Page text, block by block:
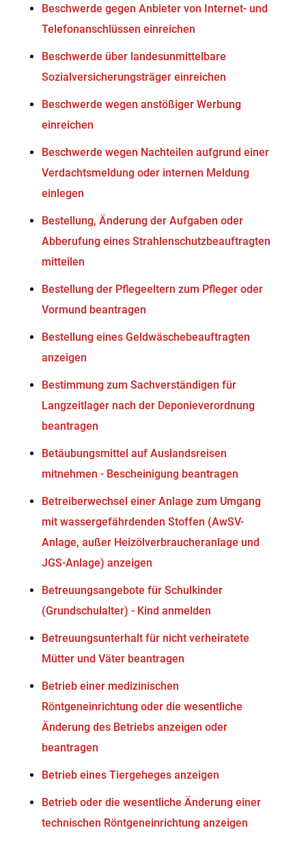
Beschwerde gegen Anbieter von Internet- und
Telefonanschlüssen einreichen
Beschwerde über landesunmittelbare
Sozialversicherungsträger einreichen
Beschwerde wegen anstößiger Werbung
einreichen
Beschwerde wegen Nachteilen aufgrund einer
Verdachtsmeldung oder internen Meldung
einlegen
Bestellung, Änderung der Aufgaben oder
Abberufung eines Strahlenschutzbeauftragten
mitteilen
Bestellung der Pflegeeltern zum Pfleger oder
Vormund beantragen
Bestellung eines Geldwäschebeauftragten
anzeigen
Bestimmung zum Sachverständigen für
Langzeitlager nach der Deponieverordnung
beantragen
Betäubungsmittel auf Auslandsreisen
mitnehmen - Bescheinigung beantragen
Betreiberwechsel einer Anlage zum Umgang
mit wassergefährdenden Stoffen (AwSV-
Anlage, außer Heizölverbraucheranlage und
JGS-Anlage) anzeigen
Betreuungsangebote für Schulkinder
(Grundschulalter) - Kind anmelden
Betreuungsunterhalt für nicht verheiratete
Mütter und Väter beantragen
Betrieb einer medizinischen
Röntgeneinrichtung oder die wesentliche
Änderung des Betriebs anzeigen oder
beantragen
Betrieb eines Tiergeheges anzeigen
Betrieb oder die wesentliche Änderung einer
technischen Röntgeneinrichtung anzeigen